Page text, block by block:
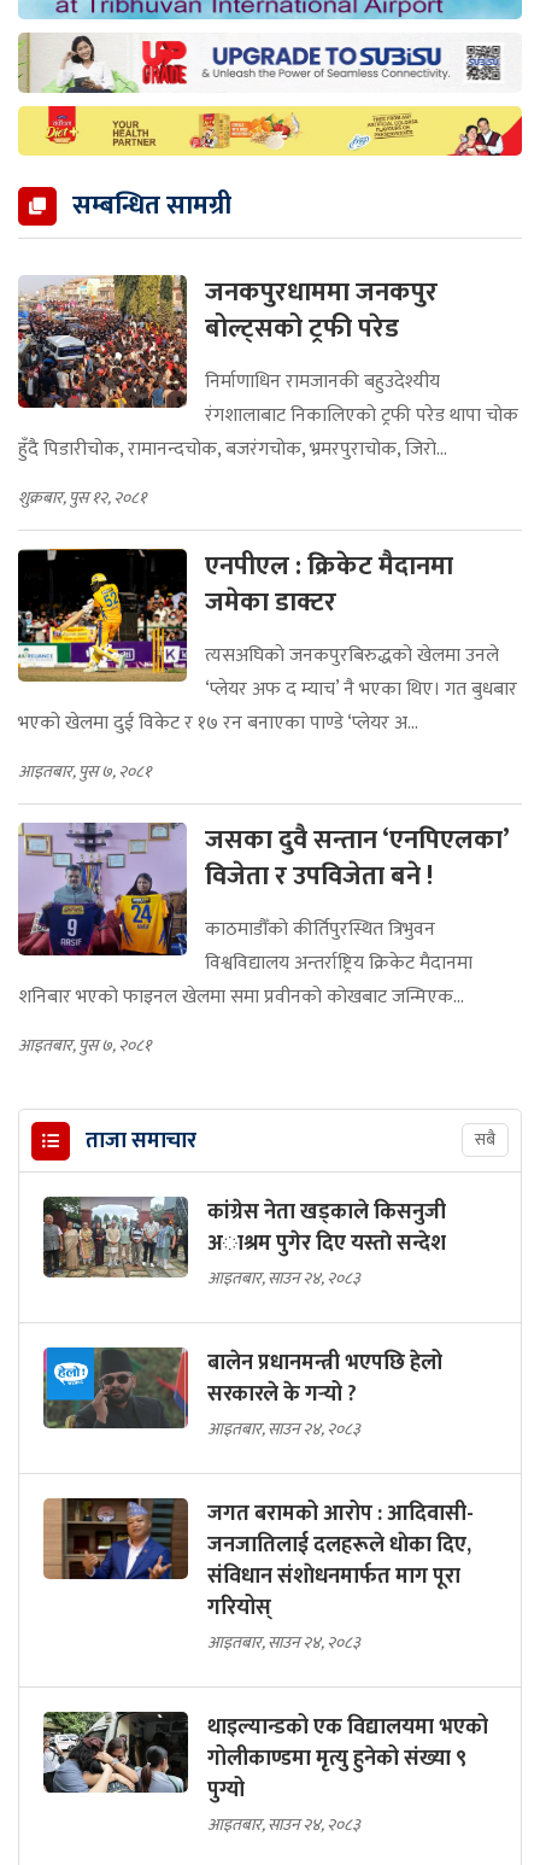
सम्बन्धित सामग्री
जनकपुरधाममा जनकपुर
बोल्ट्सको ट्रफी परेड
निर्माणाधिन रामजानकी बहुउदेश्यीय
रंगशालाबाट निकालिएको ट्रफी परेड थापा चोक
हुँदै पिडारीचोक, रामानन्दचोक, बजरंगचोक, भ्रमरपुराचोक, जिरो...
शुक्रबार, पुस १२, २०८१
एनपीएल : क्रिकेट मैदानमा
जमेका डाक्टर
त्यसअघिको जनकपुरबिरुद्धको खेलमा उनले
‘प्लेयर अफ द म्याच’ नै भएका थिए। गत बुधबार
भएको खेलमा दुई विकेट र १७ रन बनाएका पाण्डे ‘प्लेयर अ...
आइतबार, पुस ७, २०८१
जसका दुवै सन्तान ‘एनपिएलका’
विजेता र उपविजेता बने !
काठमाडौँको कीर्तिपुरस्थित त्रिभुवन
विश्वविद्यालय अन्तर्राष्ट्रिय क्रिकेट मैदानमा
शनिबार भएको फाइनल खेलमा समा प्रवीनको कोखबाट जन्मिएक...
आइतबार, पुस ७, २०८१
ताजा समाचार सबै
कांग्रेस नेता खड्काले किसनुजी
अाश्रम पुगेर दिए यस्ताे सन्देश
आइतबार, साउन २४, २०८३
बालेन प्रधानमन्त्री भएपछि हेलो
सरकारले के गर्‍यो ?
आइतबार, साउन २४, २०८३
जगत बरामको आरोप : आदिवासी-
जनजातिलाई दलहरूले धाेका दिए,
संविधान संशाेधनमार्फत माग पूरा
गरियोस्
आइतबार, साउन २४, २०८३
थाइल्यान्डको एक विद्यालयमा भएको
गोलीकाण्डमा मृत्यु हुनेको संख्या ९
पुग्यो
आइतबार, साउन २४, २०८३